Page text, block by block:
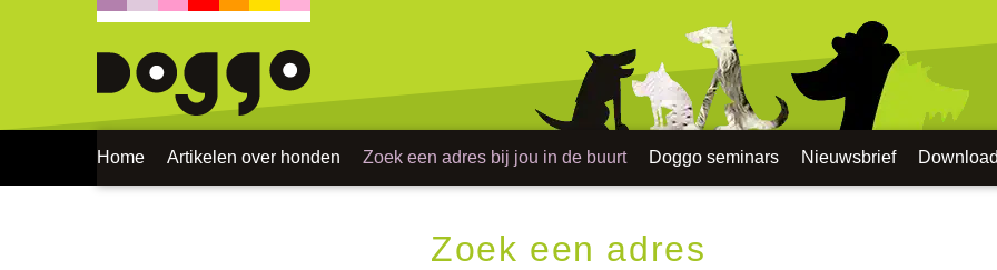
Home Artikelen over honden Zoek een adres bij jou in de buurt Doggo seminars Nieuwsbrief
Zoek een adres